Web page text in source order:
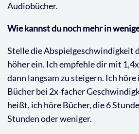
Audiobücher.
Wie kannst du noch mehr in
Stelle die Abspielgeschwindigkeit
höher ein. Ich empfehle dir mit
dann langsam zu steigern. Ich
Bücher bei 2x-facher
heißt, ich höre Bücher, die 6
Stunden oder weniger.